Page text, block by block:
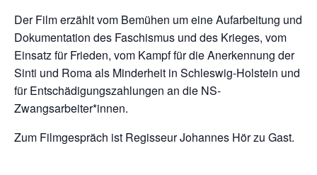
Der Film erzählt vom Bemühen um eine Aufarbeitung und
Dokumentation des Faschismus und des Krieges, vom
Einsatz für Frieden, vom Kampf für die Anerkennung der
Sinti und Roma als Minderheit in Schleswig-Holstein und
für Entschädigungszahlungen an die NS-
Zwangsarbeiter*innen.
Zum Filmgespräch ist Regisseur Johannes Hör zu Gast.